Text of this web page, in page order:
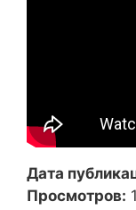
Дата
Просмотров: